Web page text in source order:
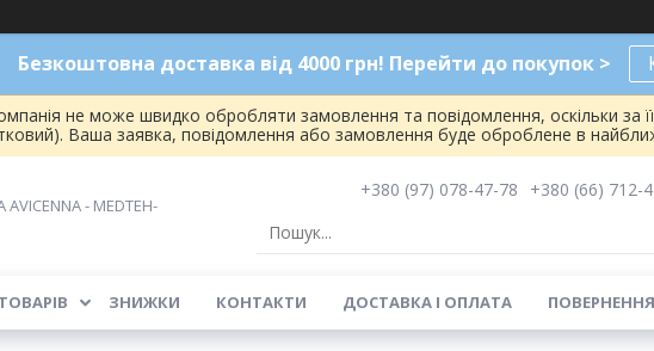
Безкоштовна доставка від 4000 грн! Перейти до покупок >
не може швидко обробляти замовлення та повідомлення, оскільки за
Ваша заявка, повідомлення або замовлення буде оброблене в
- MEDTEH-
+380 (97) 078-47-78
+380 (66) 712-
ЗНИЖКИ КОНТАКТИ ДОСТАВКА І ОПЛАТА